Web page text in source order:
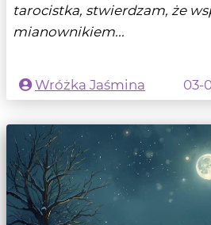
tarocistka, stwierdzam, że
mianownikiem...
Wróżka Jaśmina
03-